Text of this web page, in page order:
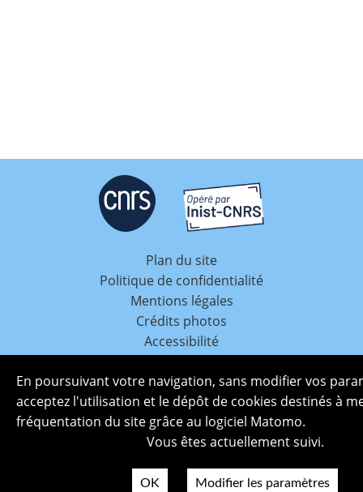
Plan du site
Politique de confidentialité
Mentions légales
Crédits photos
Accessibilité
En poursuivant votre navigation, sans modifier vos
acceptez l'utilisation et le dépôt de cookies destinés à
fréquentation du site grâce au logiciel Matomo.
Vous êtes actuellement suivi.
OK Modifier les paramètres